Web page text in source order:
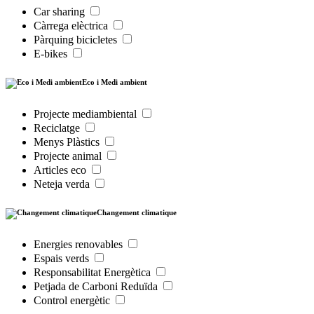
Car sharing
Càrrega elèctrica
Pàrquing bicicletes
E-bikes
Eco i Medi ambient
Projecte mediambiental
Reciclatge
Menys Plàstics
Projecte animal
Articles eco
Neteja verda
Changement climatique
Energies renovables
Espais verds
Responsabilitat Energètica
Petjada de Carboni Reduïda
Control energètic